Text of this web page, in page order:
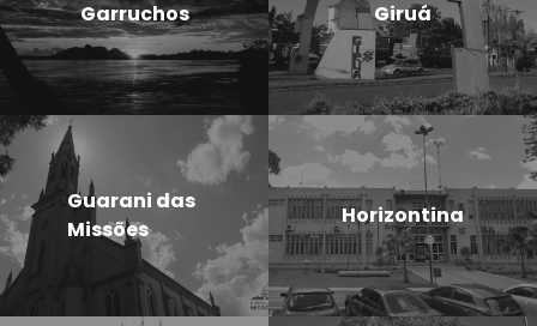
Garruchos Giruá
Guarani das
Missões
Horizontina